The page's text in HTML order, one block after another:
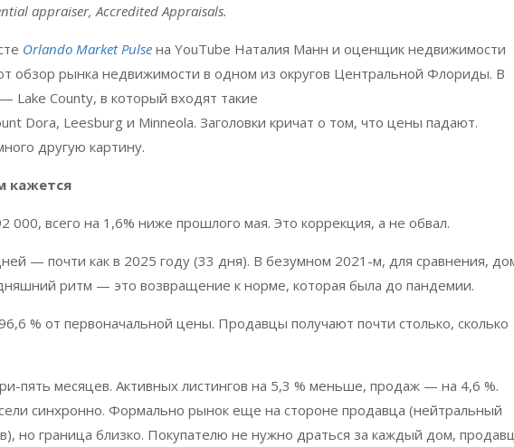
appraiser, Accredited Appraisals.
Orlando Market Pulse на YouTube Наталия Манн и оценщик недвижимости
обзор рынка недвижимости в одном из округов Центральной Флориды. В
— Lake County, в который входят такие
Dora, Leesburg и Minneola. Заголовки кричат о том, что цены падают.
другую картину.
кажется
всего на 1,6% ниже прошлого мая. Это коррекция, а не обвал.
— почти как в 2025 году (33 дня). В безумном 2021-м, для сравнения,
ритм — это возвращение к норме, которая была до пандемии.
% от первоначальной цены. Продавцы получают почти столько, сколько
пять месяцев. Активных листингов на 5,3 % меньше, продаж — на 4,6 %.
синхронно. Формально рынок еще на стороне продавца (нейтральный
но граница близко. Покупателю не нужно драться за каждый дом,